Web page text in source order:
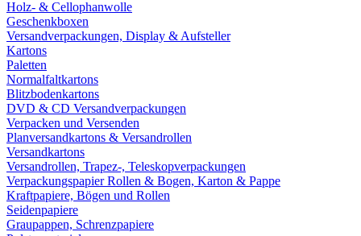
Holz- & Cellophanwolle
Geschenkboxen
Versandverpackungen, Display & Aufsteller
Kartons
Paletten
Normalfaltkartons
Blitzbodenkartons
DVD & CD Versandverpackungen
Verpacken und Versenden
Planversandkartons & Versandrollen
Versandkartons
Versandrollen, Trapez-, Teleskopverpackungen
Verpackungspapier Rollen & Bogen, Karton & Pappe
Kraftpapiere, Bögen und Rollen
Seidenpapiere
Graupappen, Schrenzpapiere